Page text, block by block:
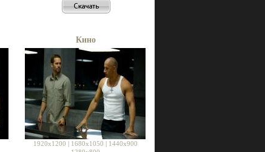
Кино
1920x1200 | 1680x1050 | 1440x900